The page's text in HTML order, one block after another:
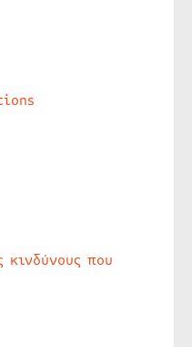
κινδύνους που